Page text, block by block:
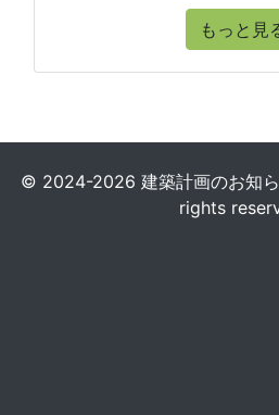
もっと見
© 2024-2026 建築計画のお知
rights